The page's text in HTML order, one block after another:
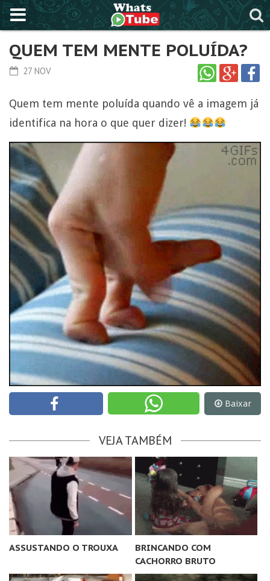
QUEM TEM MENTE POLUÍDA?
27 NOV
Quem tem mente poluída quando vê a imagem já
identifica na hora o que quer dizer!
Baixar
VEJA TAMBÉM
ASSUSTANDO O TROUXA
BRINCANDO COM
CACHORRO BRUTO